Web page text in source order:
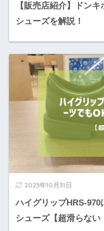
【販売店紹介】ドン
シューズを解説！
2023年10月31日
ハイグリップHRS-
シューズ【超滑らない